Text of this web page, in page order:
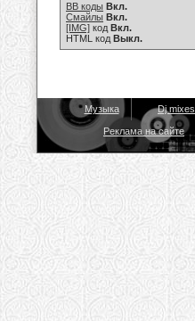
BB коды Вкл.
Смайлы Вкл.
[IMG] код Вкл.
HTML код Выкл.
Музыка Dj mixes
Реклама на сайте